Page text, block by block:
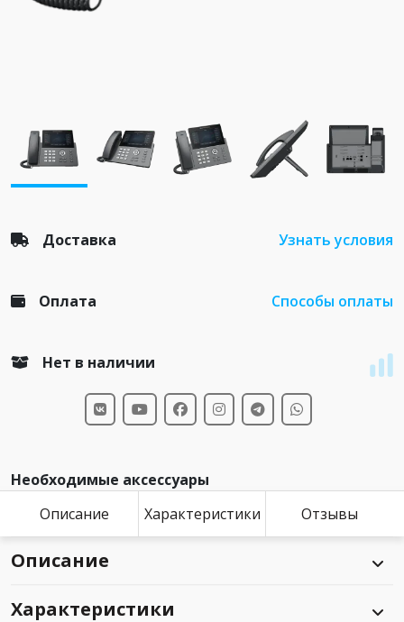
Доставка Узнать условия
Оплата Способы оплаты
Нет в наличии
Необходимые аксессуары
Описание
Характеристики Отзывы
Описание
Характеристики